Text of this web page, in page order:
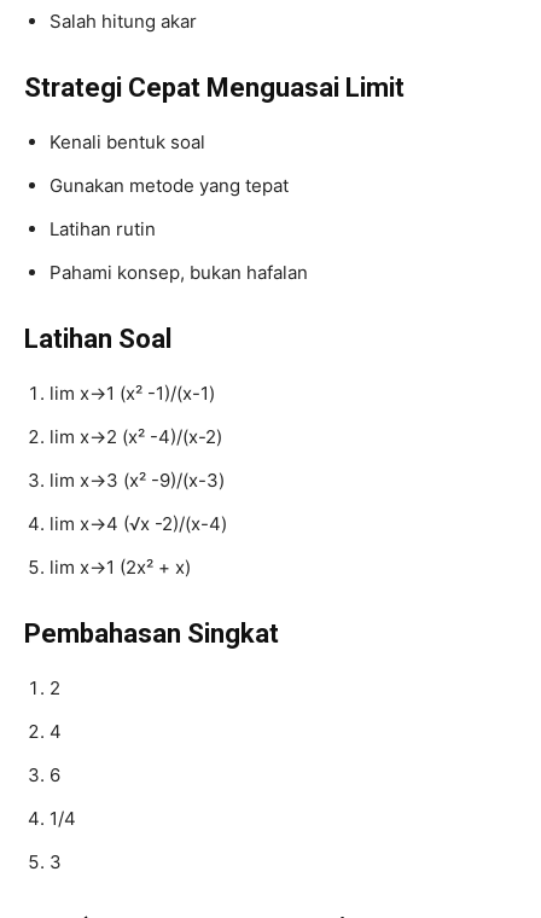
Salah hitung akar
Strategi Cepat Menguasai Limit
Kenali bentuk soal
Gunakan metode yang tepat
Latihan rutin
Pahami konsep, bukan hafalan
Latihan Soal
lim x→1 (x² -1)/(x-1)
lim x→2 (x² -4)/(x-2)
lim x→3 (x² -9)/(x-3)
lim x→4 (√x -2)/(x-4)
lim x→1 (2x² + x)
Pembahasan Singkat
2
4
6
1/4
3